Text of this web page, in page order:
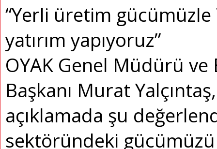
“Yerli üretim gücümüzle
yatırım yapıyoruz”
OYAK Genel Müdürü
Başkanı Murat
açıklamada şu
sektöründeki